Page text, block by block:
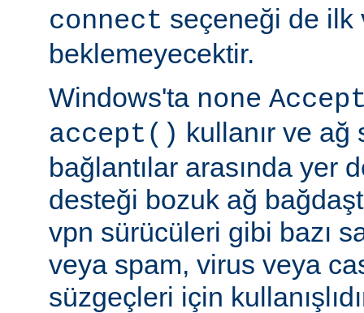
connect seçeneği de ilk
beklemeyecektir.
Windows'ta none
accept() kullanır ve ağ
bağlantılar arasında yer
desteği bozuk ağ
vpn sürücüleri gibi bazı
veya spam, virus veya
süzgeçleri için